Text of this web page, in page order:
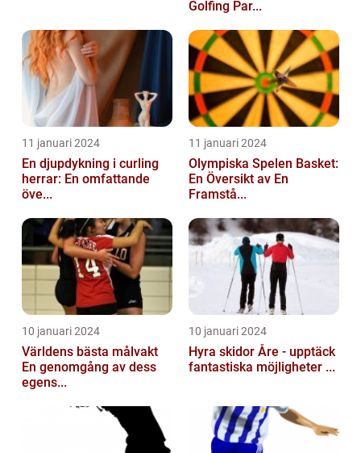
Golfing Par...
11 januari 2024
En djupdykning i curling
herrar: En omfattande
öve...
11 januari 2024
Olympiska Spelen Basket:
En Översikt av En
Framstå...
10 januari 2024
Världens bästa målvakt
En genomgång av dess
egens...
10 januari 2024
Hyra skidor Åre - upptäck
fantastiska möjligheter ...